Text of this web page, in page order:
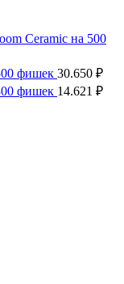
Ceramic на 500
фишек 30.650 ₽
фишек 14.621 ₽